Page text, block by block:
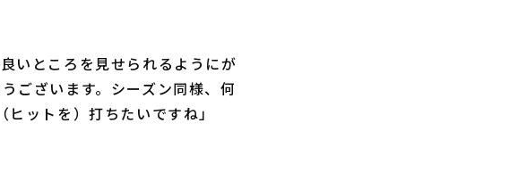
いところを見せられるようにが
ございます。シーズン同様、何
ットを）打ちたいですね」